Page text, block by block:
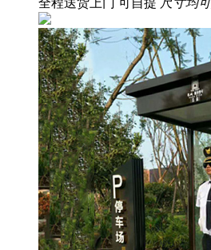
全程送货上门 可自提 尺寸均